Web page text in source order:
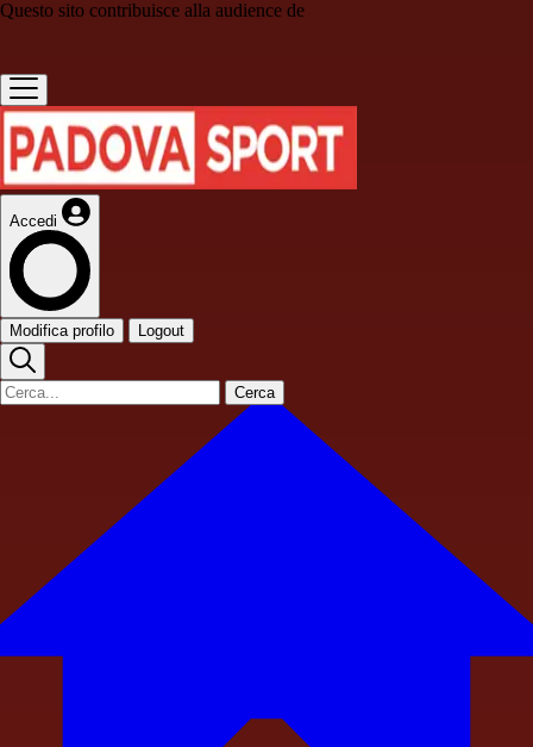
Questo sito contribuisce alla audience de
Accedi
Modifica profilo Logout
Cerca